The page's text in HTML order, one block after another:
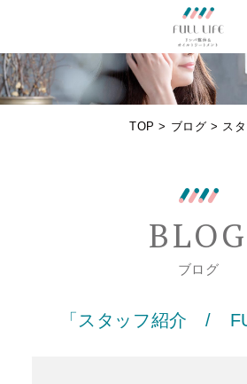
TOP > ブログ > ス
BLOG
ブログ
「スタッフ紹介 /